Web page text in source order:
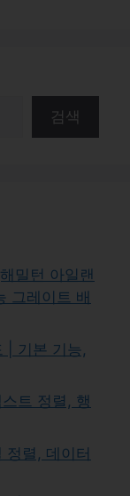
검색
밀턴 아일랜
그레이트 배
| 기본 기능,
트 정렬, 행
정렬, 데이터